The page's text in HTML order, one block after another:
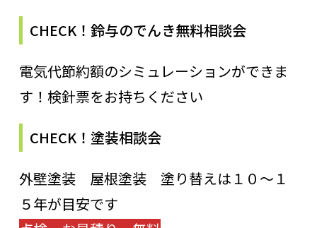
CHECK！鈴与のでんき無料相談会
電気代節約額のシミュレーションができま
す！検針票をお持ちください
CHECK！塗装相談会
外壁塗装 屋根塗装 塗り替えは１０～１
５年が目安です